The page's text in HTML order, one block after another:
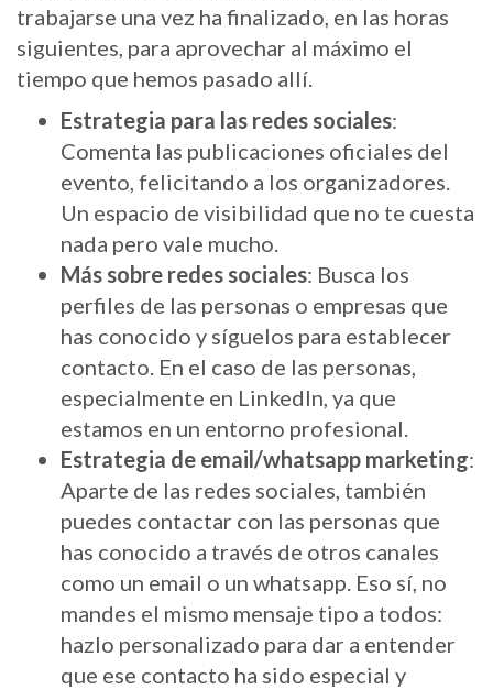
trabajarse una vez ha finalizado, en las horas
siguientes, para aprovechar al máximo el
tiempo que hemos pasado allí.
Estrategia para las redes sociales:
Comenta las publicaciones oficiales del
evento, felicitando a los organizadores.
Un espacio de visibilidad que no te cuesta
nada pero vale mucho.
Más sobre redes sociales: Busca los
perfiles de las personas o empresas que
has conocido y síguelos para establecer
contacto. En el caso de las personas,
especialmente en LinkedIn, ya que
estamos en un entorno profesional.
Estrategia de email/whatsapp marketing:
Aparte de las redes sociales, también
puedes contactar con las personas que
has conocido a través de otros canales
como un email o un whatsapp. Eso sí, no
mandes el mismo mensaje tipo a todos:
hazlo personalizado para dar a entender
que ese contacto ha sido especial y